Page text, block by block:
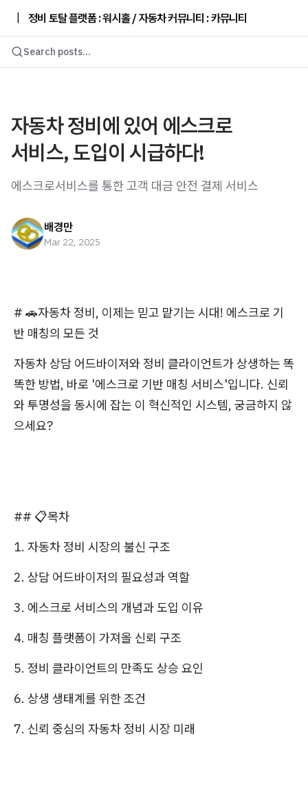
정비 토탈 플랫폼 : 워시홀 / 자동차 커뮤니티 : 카뮤니티
Search posts...
자동차 정비에 있어 에스크로
서비스, 도입이 시급하다!
에스크로서비스를 통한 고객 대금 안전 결제 서비스
배경만
Mar 22, 2025
# 🚗자동차 정비, 이제는 믿고 맡기는 시대! 에스크로 기
반 매칭의 모든 것
자동차 상담 어드바이저와 정비 클라이언트가 상생하는 똑
똑한 방법, 바로 '에스크로 기반 매칭 서비스'입니다. 신뢰
와 투명성을 동시에 잡는 이 혁신적인 시스템, 궁금하지 않
으세요?
## 📋목차
1. 자동차 정비 시장의 불신 구조
2. 상담 어드바이저의 필요성과 역할
3. 에스크로 서비스의 개념과 도입 이유
4. 매칭 플랫폼이 가져올 신뢰 구조
5. 정비 클라이언트의 만족도 상승 요인
6. 상생 생태계를 위한 조건
7. 신뢰 중심의 자동차 정비 시장 미래